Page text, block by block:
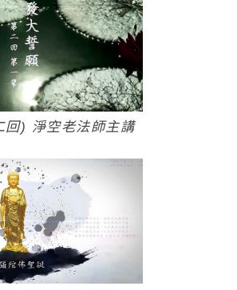
回) 淨空老法師主講